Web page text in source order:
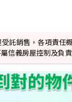
託銷售，各項責任
信義房屋控制及負